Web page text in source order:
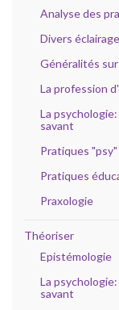
Analyse des
Divers
Généralités
La profession
La
savant
Pratiques "psy"
Pratiques
Praxologie
Théoriser
Epistémologie
La
savant